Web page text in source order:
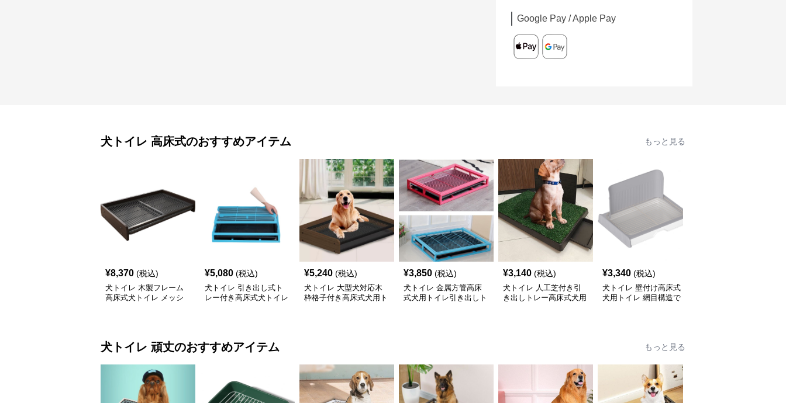
Google Pay / Apple Pay
犬トイレ 高床式のおすすめアイテム もっと見る
¥8,370 (税込)
犬トイレ 木製フレーム
高床式犬トイレ メッシ
¥5,080 (税込)
犬トイレ 引き出し式ト
レー付き高床式犬トイレ
¥5,240 (税込)
犬トイレ 大型犬対応木
枠格子付き高床式犬用ト
¥3,850 (税込)
犬トイレ 金属方管高床
式犬用トイレ引き出しト
¥3,140 (税込)
犬トイレ 人工芝付き引
き出しトレー高床式犬用
¥3,340 (税込)
犬トイレ 壁付け高床式
犬用トイレ 網目構造で
犬トイレ 頑丈のおすすめアイテム もっと見る